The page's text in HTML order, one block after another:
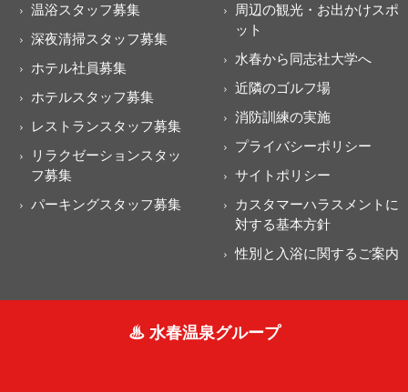
温浴スタッフ募集
深夜清掃スタッフ募集
ホテル社員募集
ホテルスタッフ募集
レストランスタッフ募集
リラクゼーションスタッ
フ募集
パーキングスタッフ募集
周辺の観光・お出かけスポ
ット
水春から同志社大学へ
近隣のゴルフ場
消防訓練の実施
プライバシーポリシー
サイトポリシー
カスタマーハラスメントに
対する基本方針
性別と入浴に関するご案内
♨ 水春温泉グループ